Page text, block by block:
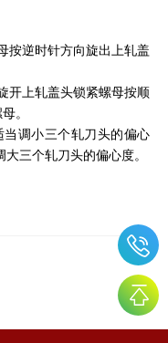
按逆时针方向旋出上轧盖
开上轧盖头锁紧螺母按顺
。
调小三个轧刀头的偏心
三个轧刀头的偏心度。